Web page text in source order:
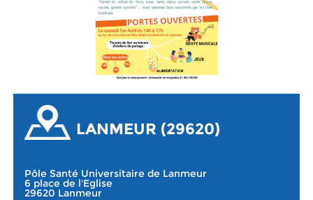
LANMEUR (29620)
Pôle Santé Universitaire de Lanmeur
6 place de l'Eglise
29620 Lanmeur